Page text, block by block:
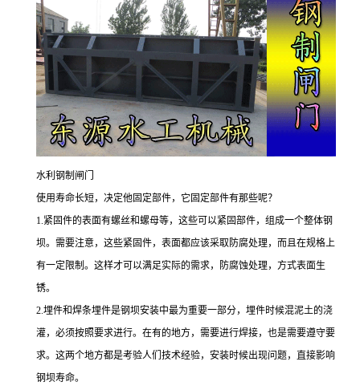
水利钢制闸门
使用寿命长短，决定他固定部件，它固定部件有那些呢？
1. 紧固件的表面有螺丝和螺母等，这些可以紧固部件，组成一个整体钢
坝。需要注意，这些紧固件，表面都应该采取防腐处理，而且在规格上
有一定限制。这样才可以满足实际的需求，防腐蚀处理，方式表面生
锈。
2. 埋件和焊条埋件是钢坝安装中最为重要一部分，埋件时候混泥土的浇
灌，必须按照要求进行。在有的地方，需要进行焊接，也是需要遵守要
求。这两个地方都是考验人们技术经验，安装时候出现问题，直接影响
钢坝寿命。